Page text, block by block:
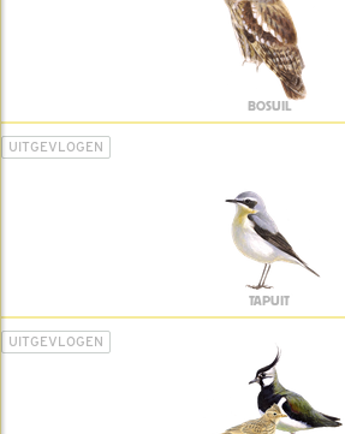
BOSUIL
UITGEVLOGEN
TAPUIT
UITGEVLOGEN